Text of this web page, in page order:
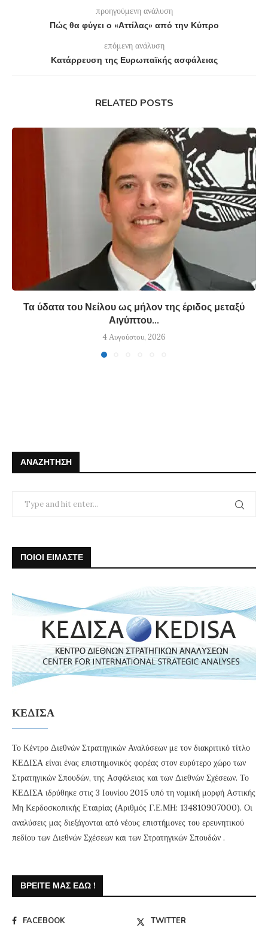
προηγούμενη ανάλυση
Πώς θα φύγει ο «Αττίλας» από την Κύπρο
επόμενη ανάλυση
Κατάρρευση της Ευρωπαϊκής ασφάλειας
RELATED POSTS
Τα ύδατα του Νείλου ως μήλον της έριδος μεταξύ
Αιγύπτου...
4 Αυγούστου, 2026
ΑΝΑΖΉΤΗΣΗ
ΠΟΙΟΙ ΕΙΜΑΣΤΕ
ΚΕΔΙΣΑ
Το Κέντρο Διεθνών Στρατηγικών Αναλύσεων με τον διακριτικό τίτλο
ΚΕΔΙΣΑ είναι ένας επιστημονικός φορέας στον ευρύτερο χώρο των
Στρατηγικών Σπουδών, της Ασφάλειας και των Διεθνών Σχέσεων. Το
ΚΕΔΙΣΑ ιδρύθηκε στις 3 Ιουνίου 2015 υπό τη νομική μορφή Αστικής
Μη Κερδοσκοπικής Εταιρίας (Αριθμός Γ.Ε.ΜΗ: 134810907000). Οι
αναλύσεις μας διεξάγονται από νέους επιστήμονες του ερευνητικού
πεδίου των Διεθνών Σχέσεων και των Στρατηγικών Σπουδών .
ΒΡΕΊΤΕ ΜΑΣ ΕΔΏ !
FACEBOOK
TWITTER